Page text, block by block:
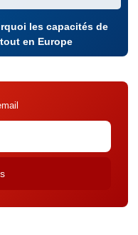
les capacités de
en Europe